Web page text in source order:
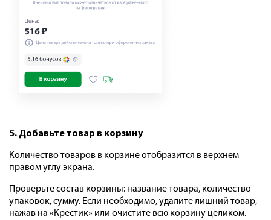
5. Добавьте товар в корзину
Количество товаров в корзине отобразится в верхнем
правом углу экрана.
Проверьте состав корзины: название товара, количество
упаковок, сумму. Если необходимо, удалите лишний товар,
нажав на «Крестик» или очистите всю корзину целиком.